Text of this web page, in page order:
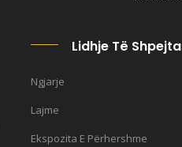
Lidhje Të Shpejta
Ngjarje
Lajme
Ekspozita E Përhershme